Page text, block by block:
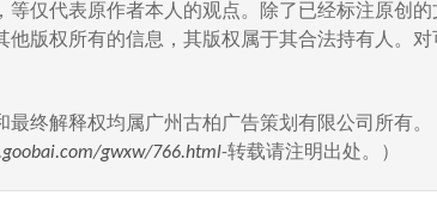
等仅代表原作者本人的观点。除了已经标注原创
他版权所有的信息，其版权属于其合法持有人。
终解释权均属广州古柏广告策划有限公司所有。
gwxw/766.html-转载请注明出处。）